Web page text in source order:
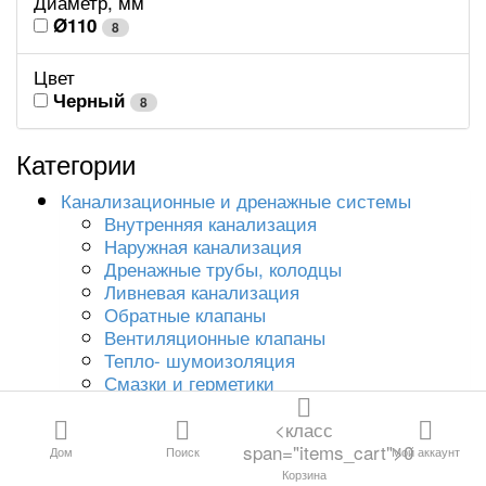
ВСЕ КАТЕГОРИИ
Канализация и
дренаж
Расходные материалы
Водосливная
арматура
Трубы и фитинги
для отопления и
водоснабжения
Резьбовые
фитинги
Трубопроводная
Дом Поиск
<класс
span="items_cart">0
Корзина
Мой аккаунт
Ø110 8
Цвет
Черный 8
Категории
Канализационные и дренажные системы
Внутренняя канализация
Наружная канализация
Дренажные трубы, колодцы
Ливневая канализация
Обратные клапаны
Вентиляционные клапаны
Тепло- шумоизоляция
Смазки и герметики
Сливная арматура для канализации